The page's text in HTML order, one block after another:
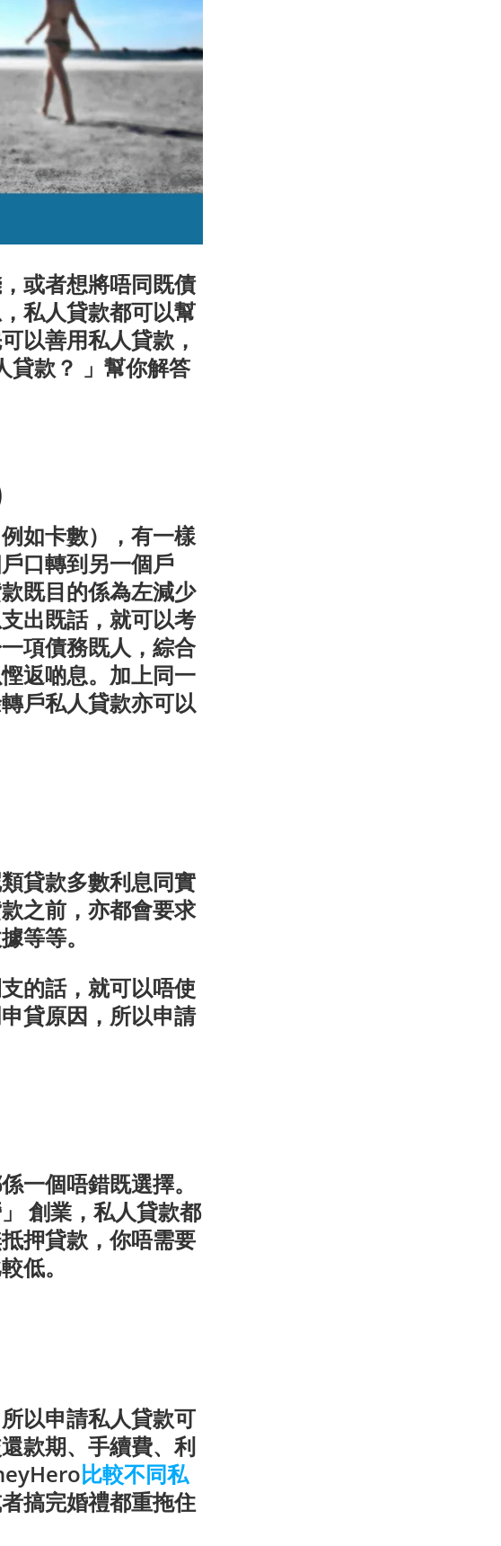
或者想將唔同既債
私人貸款都可以幫
以善用私人貸款，
貸款？ 」幫你解答
如卡數），有一樣
口轉到另一個戶
既目的係為左減少
出既話，就可以考
項債務既人，綜合
返啲息。加上同一
戶私人貸款亦可以
貸款多數利息同實
之前，亦都會要求
等等。
的話，就可以唔使
貸原因，所以申請
一個唔錯既選擇。
創業，私人貸款都
押貸款，你唔需要
低。
以申請私人貸款可
款期、手續費、利
比較不同私
搞完婚禮都重拖住